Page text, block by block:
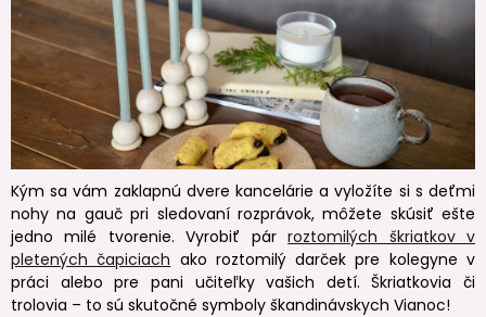
Kým sa vám zaklapnú dvere kancelárie a vyložíte si s deťmi
nohy na gauč pri sledovaní rozprávok, môžete skúsiť ešte
jedno milé tvorenie. Vyrobiť párroztomilých škriatkov v
pletených čapiciach ako roztomilý darček pre kolegyne v
práci alebo pre pani učiteľky vašich detí. Škriatkovia či
trolovia – to sú skutočné symboly škandinávskych Vianoc!